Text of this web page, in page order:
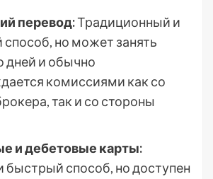
перевод:Традиционный и
но может занять
дней и обычно
комиссиями как со
так и со стороны
и дебетовые карты:
быстрый способ, но доступен